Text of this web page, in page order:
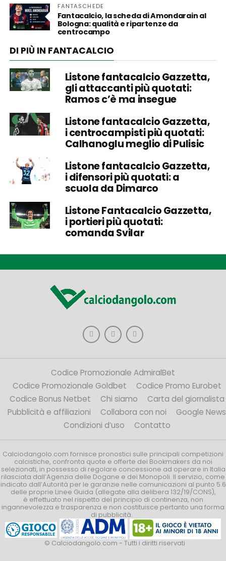
FANTASCHEDE
Fantacalcio, la scheda di Amondarain al
Bologna: qualità e ripartenze da
centrocampo
DI PIÙ IN FANTACALCIO
Listone fantacalcio Gazzetta,
gli attaccanti più quotati:
Ramos c’è ma insegue
Listone fantacalcio Gazzetta,
i centrocampisti più quotati:
Calhanoglu meglio di Pulisic
Listone fantacalcio Gazzetta,
i difensori più quotati: a
scuola da Dimarco
Listone Fantacalcio Gazzetta,
i portieri più quotati:
comanda Svilar
Codice Promozionale AdmiralBet
Codice Promozionale Goldbet
Codice Promo Eurobet
Codice Bonus Netbet
Chi siamo
Carta del giornalista
Pubblicità e affiliazioni
Collabora con noi
Google News
Condizioni d’uso
Contatto
Calciodangolo.com fornisce pronostici sulle principali competizioni
calcistiche, confronta quote e offerte dei Bookmakers da noi
selezionati, in possesso di regolare concessione ad operare in Italia
rilasciata dall’Agenzia delle Dogane e dei Monopoli. Il servizio, come
indicato dall’Autorità per le garanzie nelle comunicazioni al punto 5.6
delle proprie Linee Guida (allegate alla delibera 132/19/CONS),
è effettuato nel rispetto del principio di continenza, non
ingannevolezza e trasparenza e non costituisce pertanto una forma
di pubblicità.
© Calciodangolo.com - Tutti i diritti riservati